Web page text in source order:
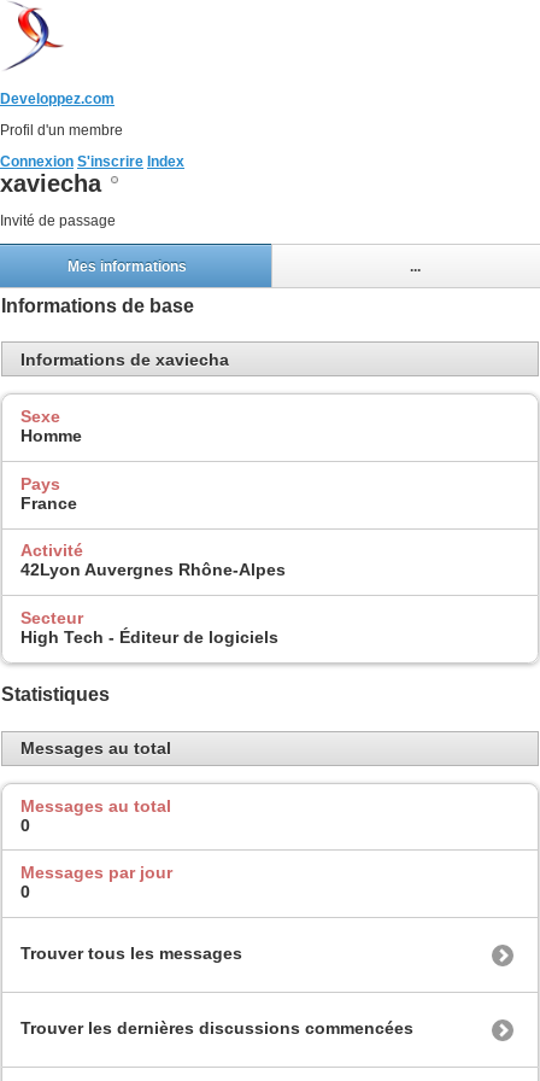
Developpez.com
Profil d'un membre
Connexion S'inscrire Index
xaviecha
Invité de passage
Mes informations ...
Informations de base
Informations de xaviecha
Sexe
Homme
Pays
France
Activité
42Lyon Auvergnes Rhône-Alpes
Secteur
High Tech - Éditeur de logiciels
Statistiques
Messages au total
Messages au total
0
Messages par jour
0
Trouver tous les messages
Trouver les dernières discussions commencées